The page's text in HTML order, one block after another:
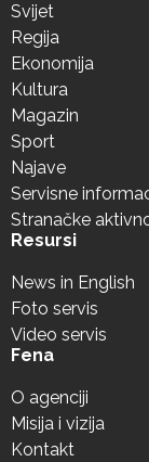
Svijet
Regija
Ekonomija
Kultura
Magazin
Sport
Najave
Servisne
Stranačke
Resursi
News in English
Foto servis
Video servis
Fena
O agenciji
Misija i vizija
Kontakt